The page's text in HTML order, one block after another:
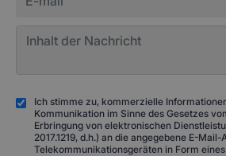
Ich stimme zu, kommerzielle
Kommunikation im Sinne des Gesetzes
Erbringung von elektronischen
2017.1219, d.h.) an die angegebene E-
Telekommunikationsgeräten in Form